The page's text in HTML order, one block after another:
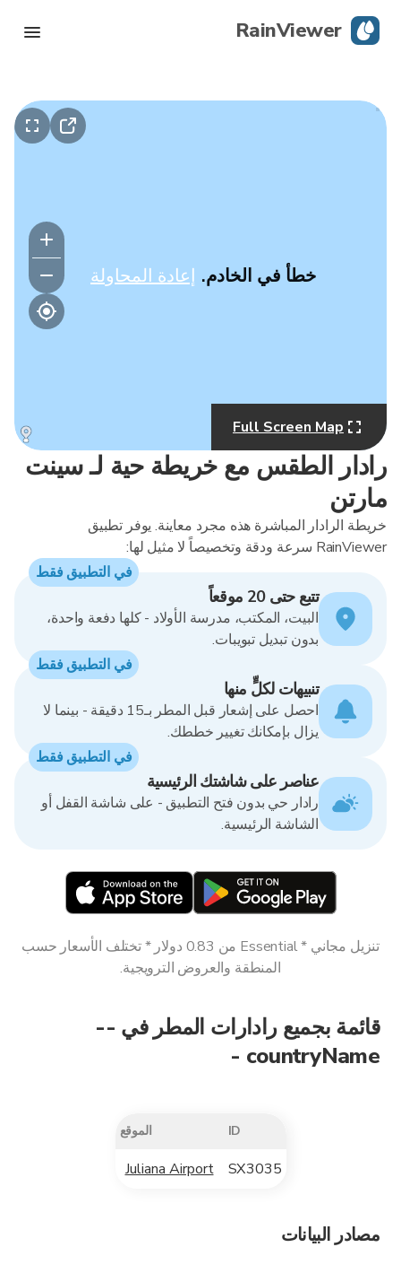
رادار الطقس مع خريطة حية لـ سينت
مارتن
خريطة الرادار المباشرة هذه مجرد معاينة. يوفر تطبيق
RainViewer سرعة ودقة وتخصيصاً لا مثيل لها:
تتبع حتى 20 موقعاً
البيت، المكتب، مدرسة الأولاد - كلها دفعة واحدة،
بدون تبديل تبويبات.
في التطبيق فقط
تنبيهات لكلٍّ منها
احصل على إشعار قبل المطر بـ15 دقيقة - بينما لا
يزال بإمكانك تغيير خططك.
في التطبيق فقط
عناصر على شاشتك الرئيسية
رادار حي بدون فتح التطبيق - على شاشة القفل أو
الشاشة الرئيسية.
في التطبيق فقط
تنزيل مجاني * Essential من 0.83 دولار * تختلف الأسعار حسب
المنطقة والعروض الترويجية.
MapLibre
خطأ في الخادم. إعادة المحاولة
Full Screen Map
قائمة بجميع رادارات المطر في --
countryName -
ID الموقع
SX3035
Juliana Airport
مصادر البيانات
RainViewer